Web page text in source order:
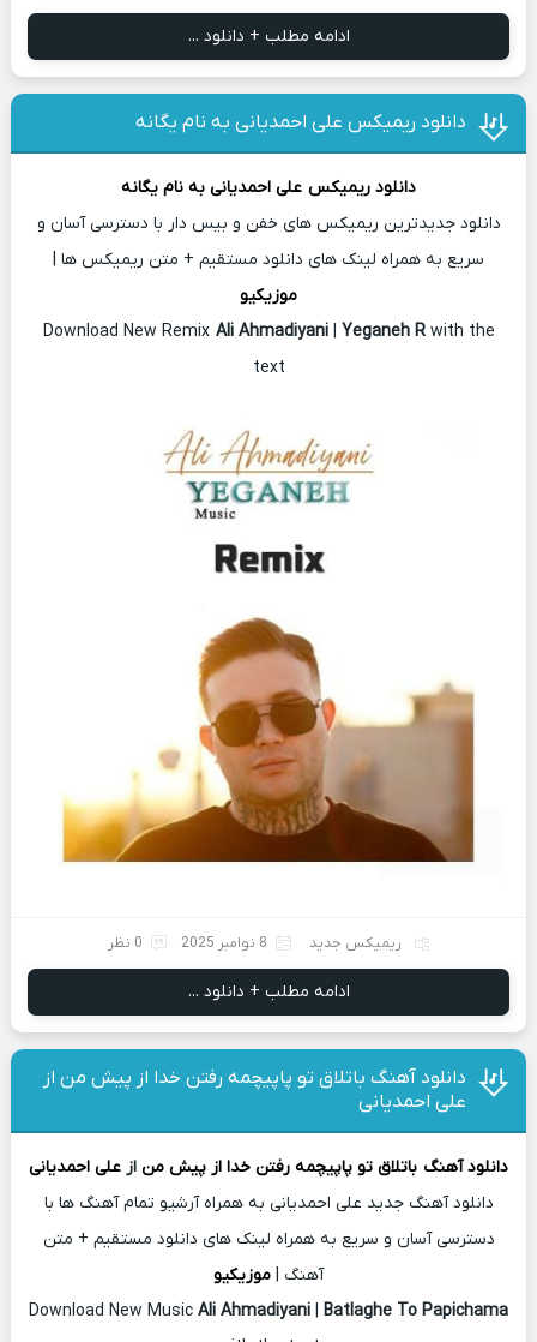
ادامه مطلب + دانلود ...
دانلود ریمیکس علی احمدیانی به نام یگانه
دانلود ریمیکس علی احمدیانی به نام یگانه
دانلود جدیدترین ریمیکس های خفن و بیس دار با دسترسی آسان و
سریع به همراه لینک های دانلود مستقیم + متن ریمیکس ها |
موزیکیو
Download New Remix Ali Ahmadiyani| Yeganeh R with the
text
ریمیکس جدید 8 نوامبر 2025 0 نظر
ادامه مطلب + دانلود ...
دانلود آهنگ باتلاق تو پاپیچمه رفتن خدا از پیش من از
علی احمدیانی
دانلود آهنگ باتلاق تو پاپیچمه رفتن خدا از پیش من از علی احمدیانی
دانلود آهنگ جدید علی احمدیانی به همراه آرشیو تمام آهنگ ها با
دسترسی آسان و سریع به همراه لینک های دانلود مستقیم + متن
آهنگ | موزیکیو
Download New Music Ali Ahmadiyani | Batlaghe To Papichama